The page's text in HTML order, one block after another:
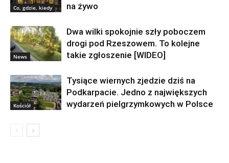
Co, gdzie, kiedy
na żywo
News
Dwa wilki spokojnie szły poboczem
drogi pod Rzeszowem. To kolejne
takie zgłoszenie [WIDEO]
Kościół
Tysiące wiernych zjedzie dziś na
Podkarpacie. Jedno z największych
wydarzeń pielgrzymkowych w Polsce